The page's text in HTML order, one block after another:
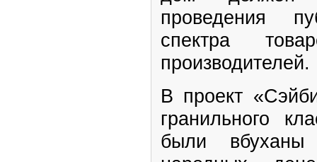
проведения
спектра
производителей.
В проект
гранильного
были вбуханы